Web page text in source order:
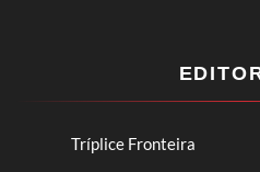
Tríplice Fronteira